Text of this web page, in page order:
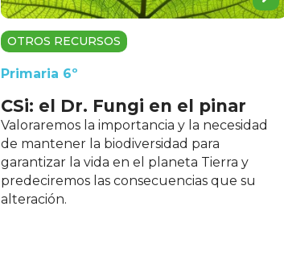
OTROS RECURSOS
Primaria 6º
CSi: el Dr. Fungi en el pinar
Valoraremos la importancia y la necesidad
de mantener la biodiversidad para
garantizar la vida en el planeta Tierra y
predeciremos las consecuencias que su
alteración.